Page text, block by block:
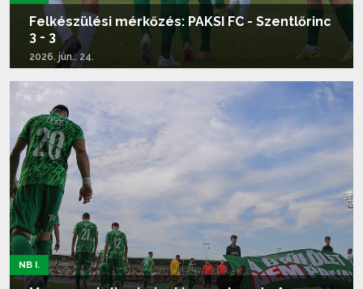
Felkészülési mérkőzés: PAKSI FC - Szentlőrinc
3 - 3
2026. jún.. 24.
Tovább olvasom...
NB I.